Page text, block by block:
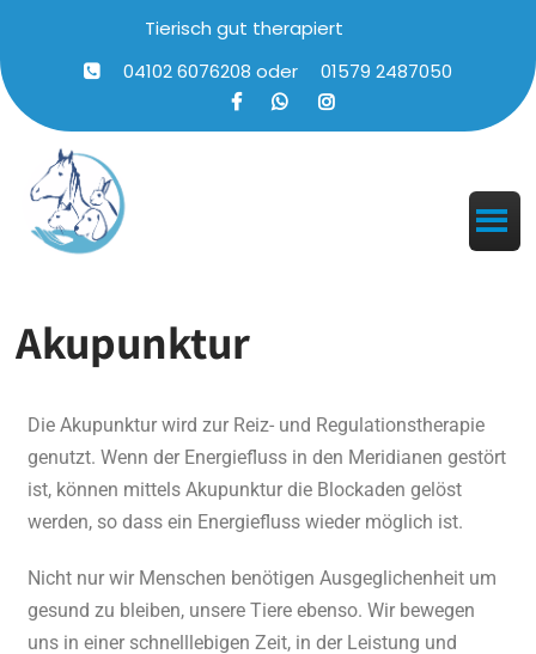
Tierisch gut therapiert
04102 6076208 oder 01579 2487050
Akupunktur
Die Akupunktur wird zur Reiz- und Regulationstherapie
genutzt. Wenn der Energiefluss in den Meridianen gestört
ist, können mittels Akupunktur die Blockaden gelöst
werden, so dass ein Energiefluss wieder möglich ist.
Nicht nur wir Menschen benötigen Ausgeglichenheit um
gesund zu bleiben, unsere Tiere ebenso.Wir bewegen
uns in einer schnelllebigen Zeit, in der Leistung und